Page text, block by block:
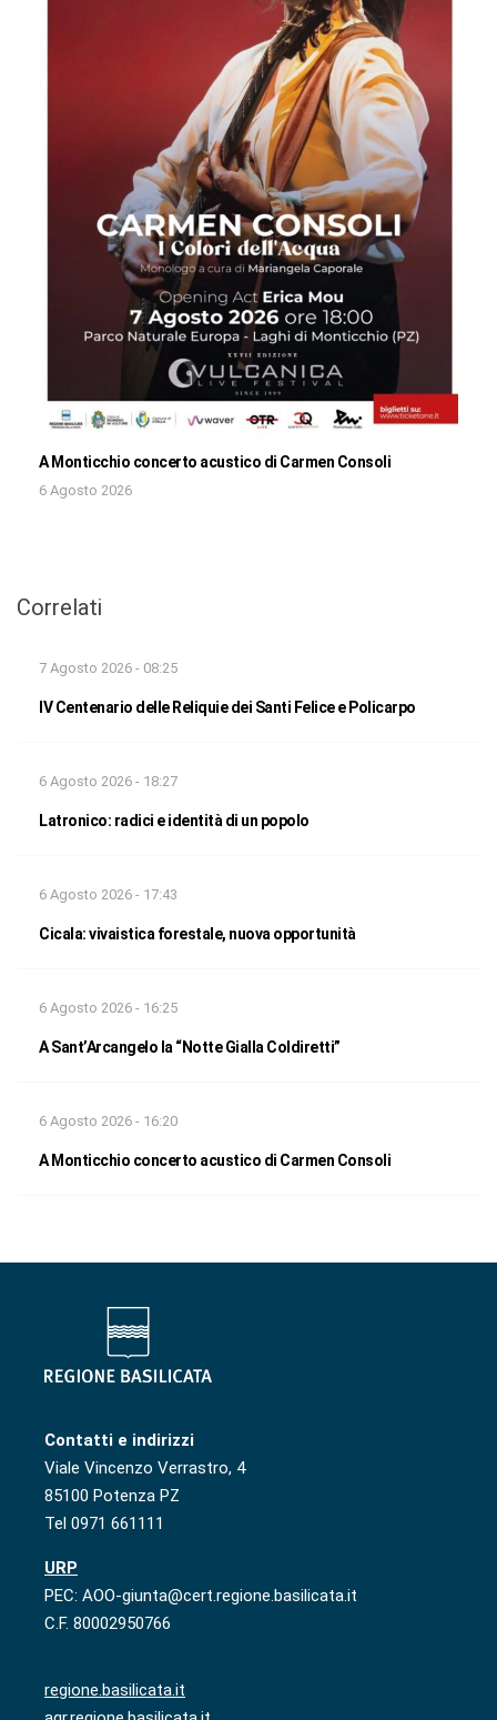
A Monticchio concerto acustico di Carmen Consoli
6 Agosto 2026
Correlati
7 Agosto 2026 - 08:25
IV Centenario delle Reliquie dei Santi Felice e Policarpo
6 Agosto 2026 - 18:27
Latronico: radici e identità di un popolo
6 Agosto 2026 - 17:43
Cicala: vivaistica forestale, nuova opportunità
6 Agosto 2026 - 16:25
A Sant’Arcangelo la “Notte Gialla Coldiretti”
6 Agosto 2026 - 16:20
A Monticchio concerto acustico di Carmen Consoli
Contatti e indirizzi
Viale Vincenzo Verrastro, 4
85100 Potenza PZ
Tel 0971 661111
URP
PEC: AOO-giunta@cert.regione.basilicata.it
C.F. 80002950766
regione.basilicata.it